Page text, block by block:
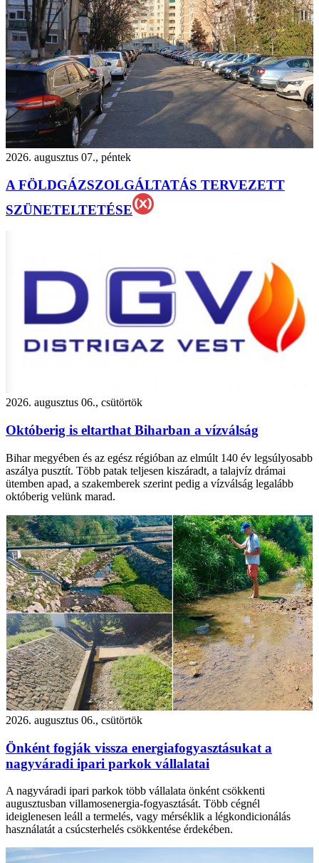
2026. augusztus 07., péntek
A FÖLDGÁZSZOLGÁLTATÁS TERVEZETT
SZÜNETELTETÉSE
2026. augusztus 06., csütörtök
Októberig is eltarthat Biharban a vízválság
Bihar megyében és az egész régióban az elmúlt 140 év legsúlyosabb
aszálya pusztít. Több patak teljesen kiszáradt, a talajvíz drámai
ütemben apad, a szakemberek szerint pedig a vízválság legalább
októberig velünk marad.
2026. augusztus 06., csütörtök
Önként fogják vissza energiafogyasztásukat a
nagyváradi ipari parkok vállalatai
A nagyváradi ipari parkok több vállalata önként csökkenti
augusztusban villamosenergia-fogyasztását. Több cégnél
ideiglenesen leáll a termelés, vagy mérséklik a légkondicionálás
használatát a csúcsterhelés csökkentése érdekében.